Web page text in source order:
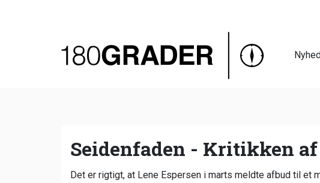
Seidenfaden - Kritikken
Det er rigtigt, at Lene Espersen i marts meldte afbud til et